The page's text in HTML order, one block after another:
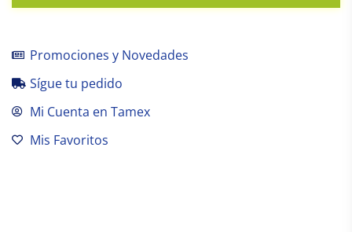
Promociones y Novedades
Sígue tu pedido
Mi Cuenta en Tamex
Mis Favoritos